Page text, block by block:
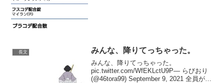
長文 みんな、降りてっちゃった。
みんな、降りてっちゃった。
pic.twitter.com/WfEKLctU9P— らびおり
(@46tora99) September 9, 2021 全員が降